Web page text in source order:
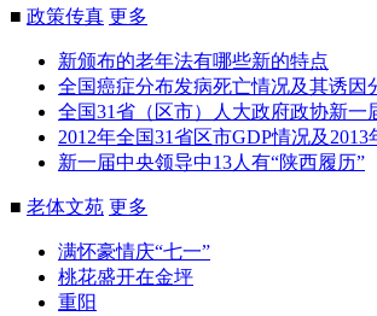
■ 政策传真 更多
新颁布的老年法有哪些新的特点
全国癌症分布发病死亡情况及其诱因
全国31省（区市）人大政府政协新一
2012年全国31省区市GDP情况及
新一届中央领导中13人有“陕西履历”
■ 老体文苑 更多
满怀豪情庆“七一”
桃花盛开在金坪
重阳